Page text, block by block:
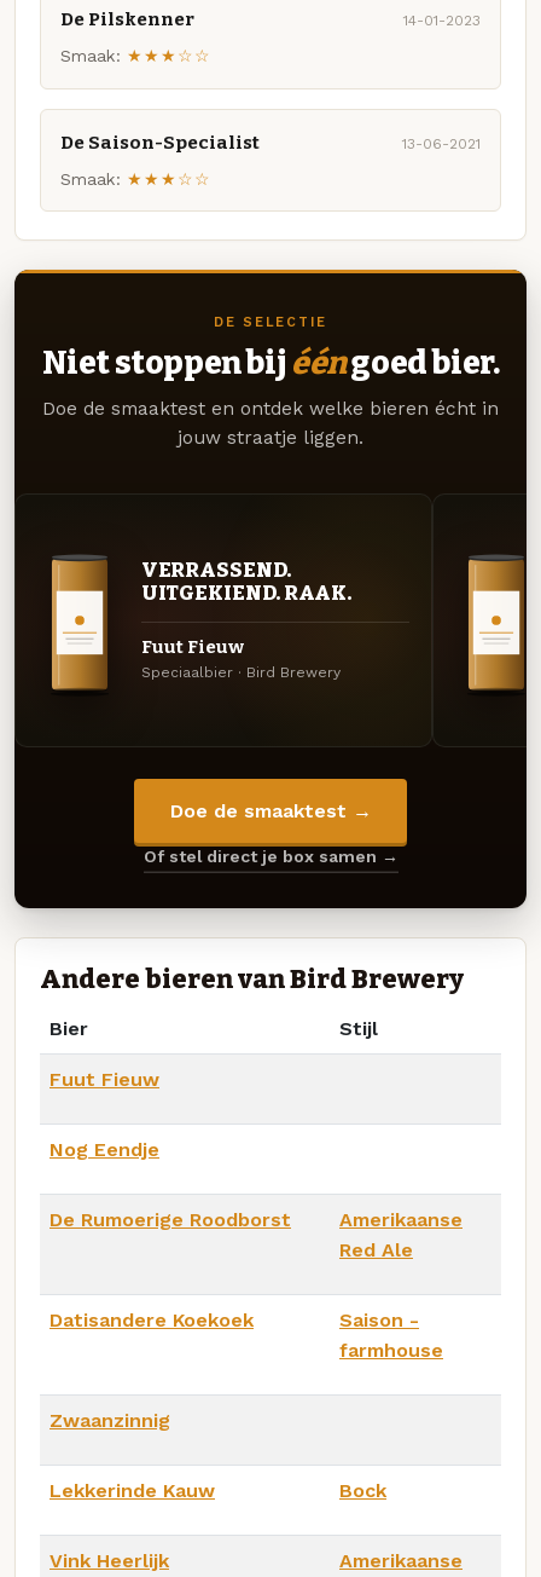
De Pilskenner 14-01-2023
Smaak: ★★★☆☆
De Saison-Specialist 13-06-2021
Smaak: ★★★☆☆
DE SELECTIE
Niet stoppen bij ééngoed bier.
Doe de smaaktest en ontdek welke bieren écht in
jouw straatje liggen.
VERRASSEND.
UITGEKIEND. RAAK.
Fuut Fieuw
Speciaalbier · Bird Brewery
Doe de smaaktest →
Of stel direct je box samen →
Andere bieren van Bird Brewery
Bier Stijl
Fuut Fieuw
Nog Eendje
De Rumoerige Roodborst
Amerikaanse
Red Ale
Datisandere Koekoek
Saison -
farmhouse
Zwaanzinnig
Lekkerinde Kauw Bock
Vink Heerlijk
Amerikaanse